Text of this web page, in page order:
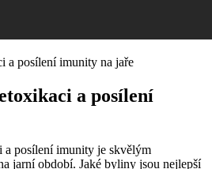
a ‌posílení
posílení imunity ‌je skvělým
jarní období.⁢ Jaké byliny jsou nejlepší